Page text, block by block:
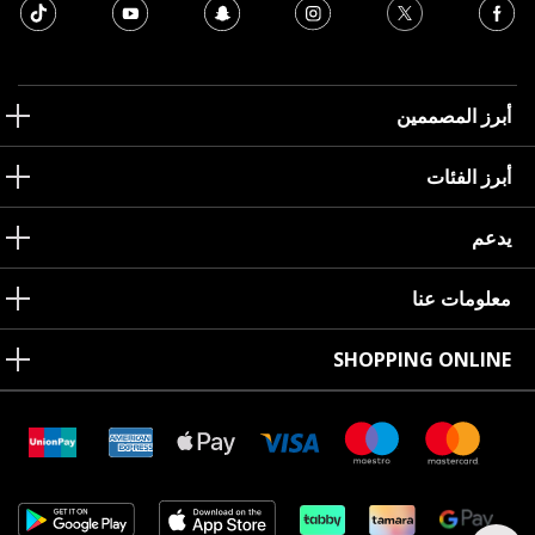
أبرز المصممين
أبرز الفئات
يدعم
معلومات عنا
SHOPPING ONLINE